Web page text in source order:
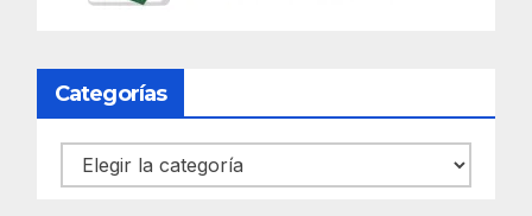
Categorías
Categorías